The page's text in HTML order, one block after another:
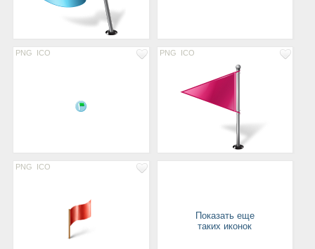
PNG ICO PNG ICO
PNG ICO
Показать еще
таких иконок